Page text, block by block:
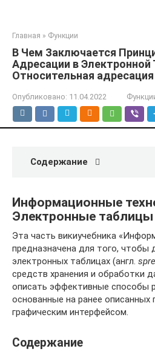
Главная » Функции
В Чем Заключается
Адресации в Электронной
Относительная адресация
Опубликовано: 11.04.2022
Содержание
Информационные
Электронные таблицы
Эта часть викиучебника
предназначена для того, чтобы
электронных таблицах (англ.
средств хранения и обработки
описать эффективные способы
основанные на ранее описанных
графическим интерфейсом.
Содержание